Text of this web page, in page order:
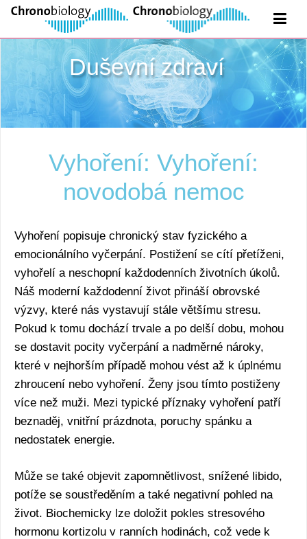
Duševní zdraví
Vyhoření: Vyhoření:
novodobá nemoc
Vyhoření popisuje chronický stav fyzického a
emocionálního vyčerpání. Postižení se cítí přetíženi,
vyhořelí a neschopní každodenních životních úkolů.
Náš moderní každodenní život přináší obrovské
výzvy, které nás vystavují stále většímu stresu.
Pokud k tomu dochází trvale a po delší dobu, mohou
se dostavit pocity vyčerpání a nadměrné nároky,
které v nejhorším případě mohou vést až k úplnému
zhroucení nebo vyhoření. Ženy jsou tímto postiženy
více než muži. Mezi typické příznaky vyhoření patří
beznaděj, vnitřní prázdnota, poruchy spánku a
nedostatek energie.
Může se také objevit zapomnětlivost, snížené libido,
potíže se soustředěním a také negativní pohled na
život. Biochemicky lze doložit pokles stresového
hormonu kortizolu v ranních hodinách, což vede k